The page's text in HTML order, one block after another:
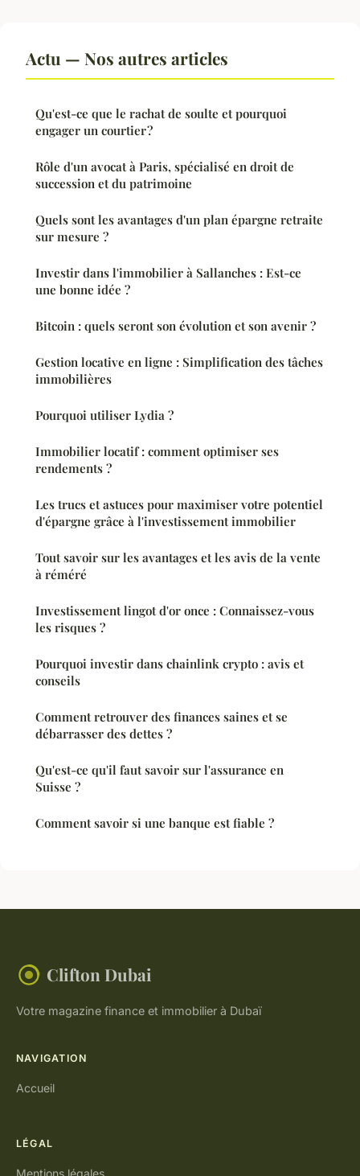
Actu — Nos autres articles
Qu'est-ce que le rachat de soulte et pourquoi
engager un courtier ?
Rôle d'un avocat à Paris, spécialisé en droit de
succession et du patrimoine
Quels sont les avantages d'un plan épargne retraite
sur mesure ?
Investir dans l'immobilier à Sallanches : Est-ce
une bonne idée ?
Bitcoin : quels seront son évolution et son avenir ?
Gestion locative en ligne : Simplification des tâches
immobilières
Pourquoi utiliser Lydia ?
Immobilier locatif : comment optimiser ses
rendements ?
Les trucs et astuces pour maximiser votre potentiel
d'épargne grâce à l'investissement immobilier
Tout savoir sur les avantages et les avis de la vente
à réméré
Investissement lingot d'or once : Connaissez-vous
les risques ?
Pourquoi investir dans chainlink crypto : avis et
conseils
Comment retrouver des finances saines et se
débarrasser des dettes ?
Qu'est-ce qu'il faut savoir sur l'assurance en
Suisse ?
Comment savoir si une banque est fiable ?
Clifton Dubai
Votre magazine finance et immobilier à Dubaï
NAVIGATION
Accueil
LÉGAL